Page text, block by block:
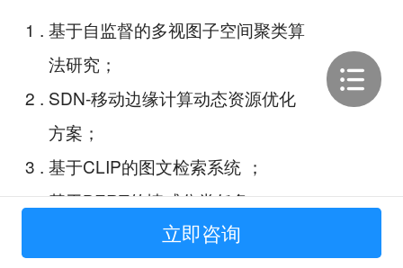
1 . 基于自监督的多视图子空间聚类算
法研究；
2 . SDN-移动边缘计算动态资源优化
方案；
3 . 基于CLIP的图文检索系统 ；
4.基于BERT的情感分类任务；
Web端联网双人卡牌塔防游戏；
立即咨询